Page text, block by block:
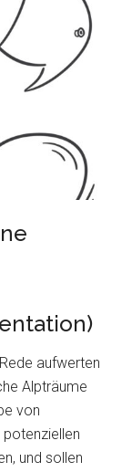
aufwerten
Alpträume
von
potenziellen
und sollen